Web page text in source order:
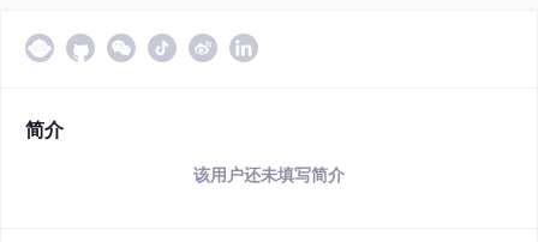
简介
该用户还未填写简介